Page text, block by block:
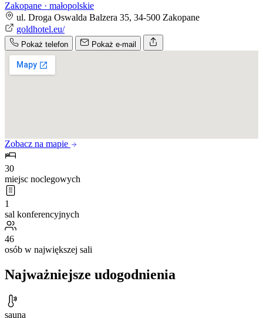
Zakopane · małopolskie
ul. Droga Oswalda Balzera 35, 34-500 Zakopane
goldhotel.eu/
Pokaż telefon Pokaż e-mail
Zobacz na mapie
30
miejsc noclegowych
1
sal konferencyjnych
46
osób w największej sali
Najważniejsze udogodnienia
sauna